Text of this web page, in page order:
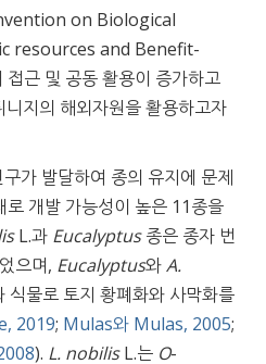
on Biological
resources and Benefit-
근 및 공동 활용이 증가하고
지의 해외자원을 활용하고자
가 발달하여 종의 유지에 문제
개발 가능성이 높은 11종을
L.과 Eucalyptus종은 종자 번
으며, Eucalyptus와A.
물로 토지 황폐화와 사막화를
2019; Mulas와 Mulas, 2005;
). L. nobilisL.는 O-